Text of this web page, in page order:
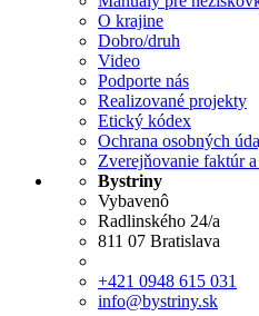
O krajine
Dobro/druh
Video
Podporte nás
Realizované projekty
Etický kódex
Ochrana osobných
Zverejňovanie faktúr
Bystriny
Vybavenô
Radlinského 24/a
811 07 Bratislava
+421 0948 615 031
info@bystriny.sk